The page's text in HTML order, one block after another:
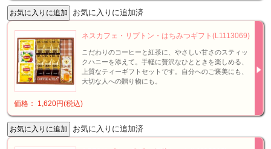
お気に入りに追加済
ネスカフェ・リプトン・はちみつギフト(L1113069)
こだわりのコーヒーと紅茶に、やさしい甘さのスティッ
クハニーを添えて。手軽に贅沢なひとときを楽しめる、
上質なティーギフトセットです。自分へのご褒美にも、
大切な人への贈り物にも。
価格： 1,620円(税込)
お気に入りに追加済